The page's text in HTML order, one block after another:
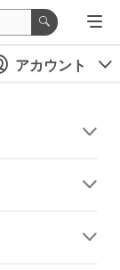
アカウント